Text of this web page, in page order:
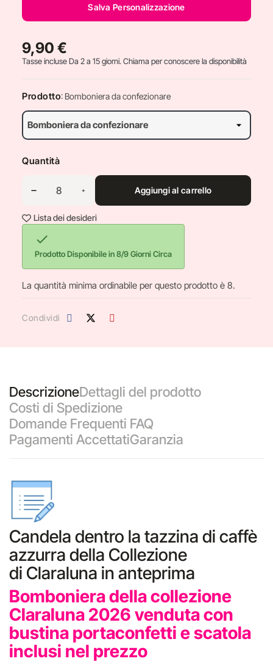
Salva Personalizzazione
9,90 €
Tasse incluseDa 2 a 15 giorni. Chiama per conoscere la disponibilità
Prodotto: Bomboniera da confezionare
Quantità
Aggiungi al carrello
Lista dei desideri

Prodotto Disponibile in 8/9 Giorni Circa
La quantità minima ordinabile per questo prodotto è 8.
Condividi
DescrizioneDettagli del prodotto
Costi di Spedizione
Domande Frequenti FAQ
Pagamenti AccettatiGaranzia
Candela dentro la tazzina di caffè
azzurra della Collezione
di Claraluna in anteprima
Bomboniera della collezione
Claraluna 2026 venduta con
bustina portaconfetti e scatola
inclusi nel prezzo